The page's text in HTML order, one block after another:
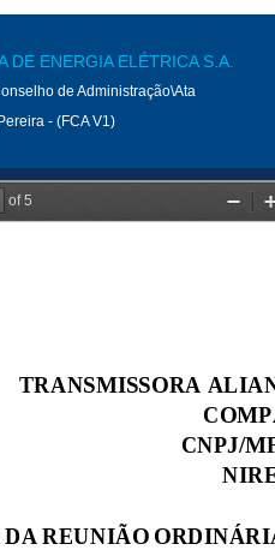
DE ENERGIA ELÉTRICA S.A.
de Administração\Ata
- (FCA V1)